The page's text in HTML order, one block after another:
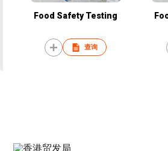
Food Safety Testing
查询